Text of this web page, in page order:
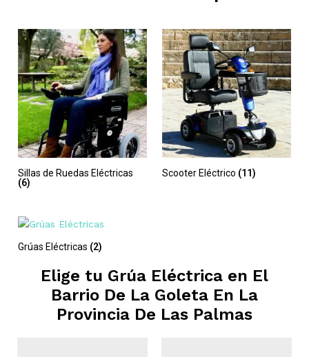
Sillas de Ruedas Eléctricas
(6)
Scooter Eléctrico (11)
Grúas Eléctricas (2)
Elige tu Grúa Eléctrica en El
Barrio De La Goleta En La
Provincia De Las Palmas